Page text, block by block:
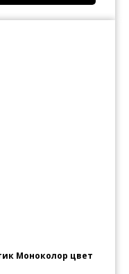
Моноколор цвет